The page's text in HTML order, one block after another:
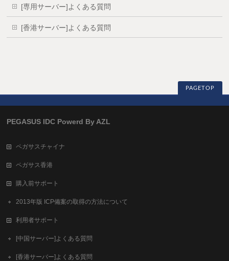
[専用サーバー]よくある質問
[香港サーバー]よくある質問
PAGETOP
PEGASUS IDC Powerd By AZL
ペガサスチャイナ
ペガサス香港
購入前サポート
2013年版 ICP備案の取得の方法について
利用者サポート
[中国サーバー]よくある質問
[香港サーバー]よくある質問